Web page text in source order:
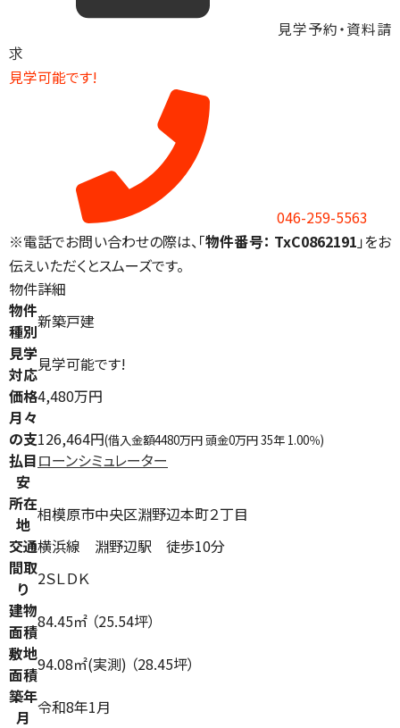
見学予約・資料請
求
見学可能です!
046-259-5563
※電話でお問い合わせの際は、「物件番号： TxC0862191」をお
伝えいただくとスムーズです。
物件詳細
物件
種別新築戸建
見学
対応見学可能です!
価格4,480万円
月々
の支
払目
安
126,464円(借入金額4480万円 頭金0万円 35年 1.00％)
ローンシミュレーター
所在
地 相模原市中央区淵野辺本町２丁目
交通横浜線 淵野辺駅 徒歩10分
間取
り 2ＳＬＤＫ
建物
面積84.45㎡ （25.54坪）
敷地
面積94.08㎡(実測) （28.45坪）
築年
月 令和8年1月